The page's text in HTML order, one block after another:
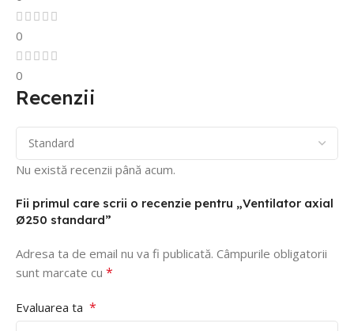
0
0
Recenzii
Nu există recenzii până acum.
Fii primul care scrii o recenzie pentru „Ventilator axial
Ø250 standard”
Adresa ta de email nu va fi publicată. Câmpurile obligatorii
sunt marcate cu *
Evaluarea ta *